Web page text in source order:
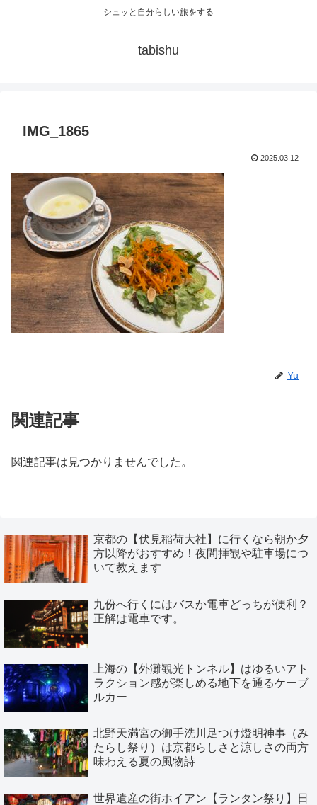
シュッと自分らしい旅をする
tabishu
IMG_1865
2025.03.12
Yu
関連記事
関連記事は見つかりませんでした。
京都の【伏見稲荷大社】に行くなら朝か夕
方以降がおすすめ！夜間拝観や駐車場につ
いて教えます
九份へ行くにはバスか電車どっちが便利？
正解は電車です。
上海の【外灘観光トンネル】はゆるいアト
ラクション感が楽しめる地下を通るケーブ
ルカー
北野天満宮の御手洗川足つけ燈明神事（み
たらし祭り）は京都らしさと涼しさの両方
味わえる夏の風物詩
世界遺産の街ホイアン【ランタン祭り】日